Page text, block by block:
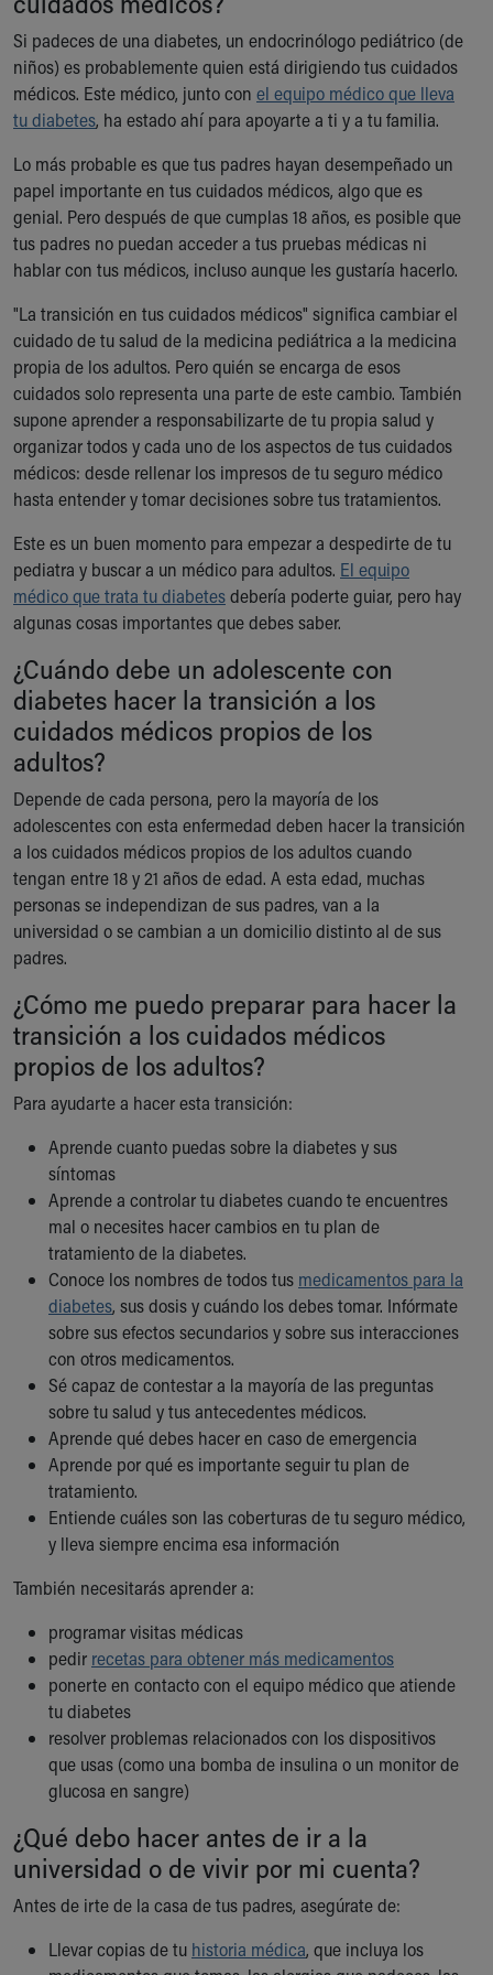
Ronald McDonald House Care Mobile
Health Centers
Symptom Checker
Financial Services
Price Estimates
Sports Health Services Provider for Akron Zips
New Parents
Find a Pediatrics Location
Find a Pediatrician
MyChart
Make an Appointment
Breastfeeding Medicine
Child Passenger Safety
Safe Sleep for Babies
Safe Sleep
About Akron Children's Pediatrics
Who We Are
Building a Brighter Future
Our Mission, Vision, Promise
Calendar of Events
Community Mission
Connect With Us
Our Culture of Caring
Our Leadership
Quality and Patient Safety
Unity and Engagement
Women's Board
More childhood, please.™
Cincinnati Children's
Your Visit
MyChart Telehealth Visits
Directions
Doggie Brigade
During Your Visit
Financial Services
Rest Accommodations
Visiting
Gift Shop
Department of Public Safety
Health Information
Healthy Info, Healthy Kids
Inside Children's Blog
KidsHealth Topics
Family Library
Educational Resources
Injury Prevention
Medical Records
Symptom Checker
Skip to main content
Si padeces de una diabetes, un endocrinólogo pediátrico (de
niños) es probablemente quien está dirigiendo tus cuidados
médicos. Este médico, junto con el equipo médico que lleva
tu diabetes, ha estado ahí para apoyarte a ti y a tu familia.
Lo más probable es que tus padres hayan desempeñado un
papel importante en tus cuidados médicos, algo que es
genial. Pero después de que cumplas 18 años, es posible que
tus padres no puedan acceder a tus pruebas médicas ni
hablar con tus médicos, incluso aunque les gustaría hacerlo.
"La transición en tus cuidados médicos" significa cambiar el
cuidado de tu salud de la medicina pediátrica a la medicina
propia de los adultos. Pero quién se encarga de esos
cuidados solo representa una parte de este cambio. También
supone aprender a responsabilizarte de tu propia salud y
organizar todos y cada uno de los aspectos de tus cuidados
médicos: desde rellenar los impresos de tu seguro médico
hasta entender y tomar decisiones sobre tus tratamientos.
Este es un buen momento para empezar a despedirte de tu
pediatra y buscar a un médico para adultos. El equipo
médico que trata tu diabetesdebería poderte guiar, pero hay
algunas cosas importantes que debes saber.
¿Cuándo debe un adolescente con
diabetes hacer la transición a los
cuidados médicos propios de los
adultos?
Depende de cada persona, pero la mayoría de los
adolescentes con esta enfermedad deben hacer la transición
a los cuidados médicos propios de los adultos cuando
tengan entre 18 y 21 años de edad. A esta edad, muchas
personas se independizan de sus padres, van a la
universidad o se cambian a un domicilio distinto al de sus
padres.
¿Cómo me puedo preparar para hacer la
transición a los cuidados médicos
propios de los adultos?
Para ayudarte a hacer esta transición:
Aprende cuanto puedas sobre la diabetes y sus
síntomas
Aprende a controlar tu diabetes cuando te encuentres
mal o necesites hacer cambios en tu plan de
tratamiento de la diabetes.
Conoce los nombres de todos tus medicamentos para la
diabetes, sus dosis y cuándo los debes tomar. Infórmate
sobre sus efectos secundarios y sobre sus interacciones
con otros medicamentos.
Sé capaz de contestar a la mayoría de las preguntas
sobre tu salud y tus antecedentes médicos.
Aprende qué debes hacer en caso de emergencia
Aprende por qué es importante seguir tu plan de
tratamiento.
Entiende cuáles son las coberturas de tu seguro médico,
y lleva siempre encima esa información
También necesitarás aprender a:
programar visitas médicas
pedir recetas para obtener más medicamentos
ponerte en contacto con el equipo médico que atiende
tu diabetes
resolver problemas relacionados con los dispositivos
que usas (como una bomba de insulina o un monitor de
glucosa en sangre)
¿Qué debo hacer antes de ir a la
universidad o de vivir por mi cuenta?
Antes de irte de la casa de tus padres, asegúrate de:
Llevar copias de tu historia médica, que incluya los